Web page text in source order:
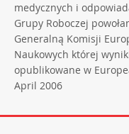
medycznych i
Grupy Roboczej
Generalną Komisji
Naukowych której
opublikowane w
April 2006